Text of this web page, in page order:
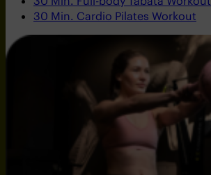
30 Min. Cardio Pilates Workout